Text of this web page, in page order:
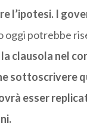
l’ipotesi. I
oggi potrebbe
clausola nel
sottoscrivere
esser